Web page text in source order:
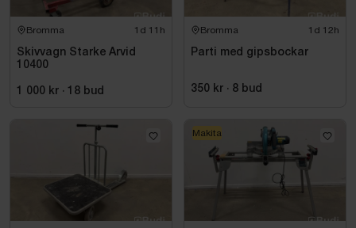
Bromma 1d 11h
Skivvagn Starke Arvid
10400
1 000 kr · 18 bud
Bromma 1d 12h
Parti med gipsbockar
350 kr · 8 bud
Makita